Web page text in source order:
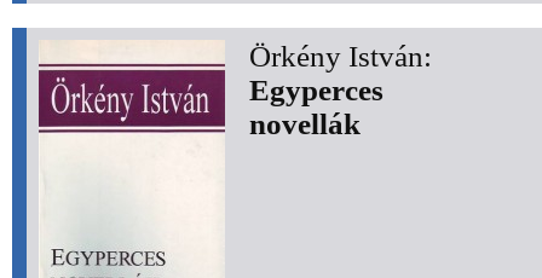
Örkény István:
Egyperces
novellák